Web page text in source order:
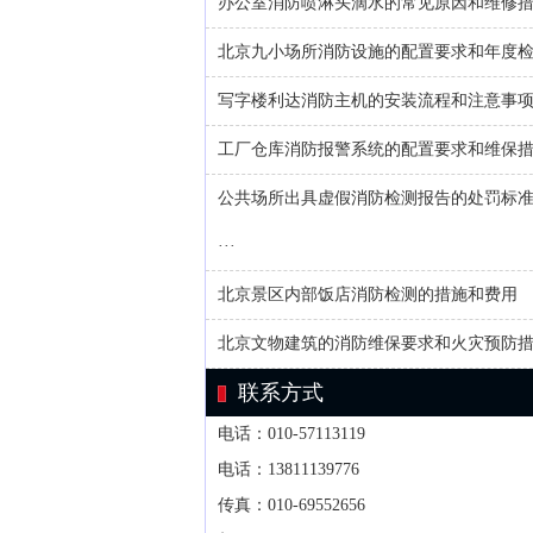
北京九小场所消防设施的配置要求和年度
写字楼利达消防主机的安装流程和注意事项
工厂仓库消防报警系统的配置要求和维保
公共场所出具虚假消防检测报告的处罚标
···
北京景区内部饭店消防检测的措施和费用
北京文物建筑的消防维保要求和火灾预防
联系方式
电话：010-57113119
电话：13811139776
传真：010-69552656